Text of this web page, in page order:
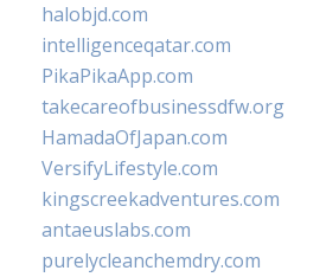
halobjd.com
intelligenceqatar.com
PikaPikaApp.com
takecareofbusinessdfw.org
HamadaOfJapan.com
VersifyLifestyle.com
kingscreekadventures.com
antaeuslabs.com
purelycleanchemdry.com